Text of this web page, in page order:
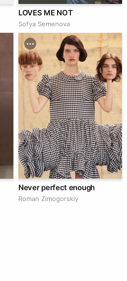
LOVES ME NOT
Sofya Semenova
Never perfect enough
Roman Zimogorskiy